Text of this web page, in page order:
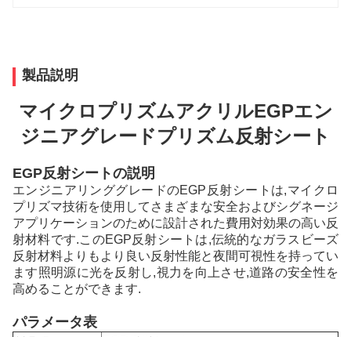
製品説明
マイクロプリズムアクリルEGPエン
ジニアグレードプリズム反射シート
EGP反射シートの説明
エンジニアリンググレードのEGP反射シートは,マイクロ
プリズマ技術を使用してさまざまな安全およびシグネージ
アプリケーションのために設計された費用対効果の高い反
射材料です.このEGP反射シートは,伝統的なガラスビーズ
反射材料よりもより良い反射性能と夜間可視性を持ってい
ます照明源に光を反射し,視力を向上させ,道路の安全性を
高めることができます.
パラメータ表